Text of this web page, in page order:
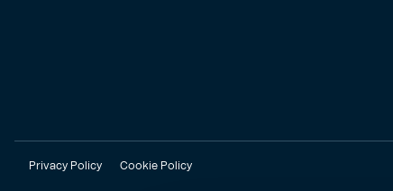
Privacy Policy Cookie Policy